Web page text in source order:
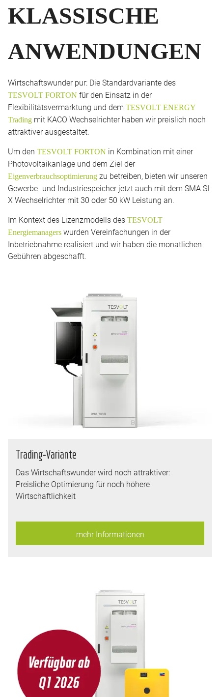
KLASSISCHE
ANWENDUNGEN
Wirtschaftswunder pur: Die Standardvariante des
TESVOLT FORTON für den Einsatz in der
Flexibilitätsvermarktung und dem TESVOLT ENERGY
Trading mit KACO Wechselrichter haben wir preislich noch
attraktiver ausgestaltet.
Um den TESVOLT FORTON in Kombination mit einer
Photovoltaikanlage und dem Ziel der
Eigenverbrauchsoptimierung zu betreiben, bieten wir unseren
Gewerbe- und Industriespeicher jetzt auch mit dem SMA SI-
X Wechselrichter mit 30 oder 50 kW Leistung an.
Im Kontext des Lizenzmodells des TESVOLT
Energiemanagers wurden Vereinfachungen in der
Inbetriebnahme realisiert und wir haben die monatlichen
Gebühren abgeschafft.
Trading-Variante
Das Wirtschaftswunder wird noch attraktiver:
Preisliche Optimierung für noch höhere
Wirtschaftlichkeit
mehr Informationen